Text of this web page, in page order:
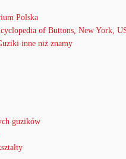
Polska
of Buttons, New York,
inne niż znamy
guzików